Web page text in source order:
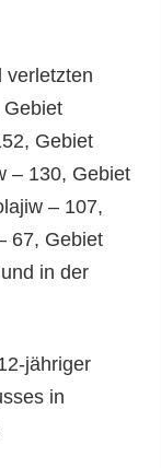
verletzten
Gebiet
– 130, Gebiet
– 107,
67, Gebiet
in der
jähriger
in